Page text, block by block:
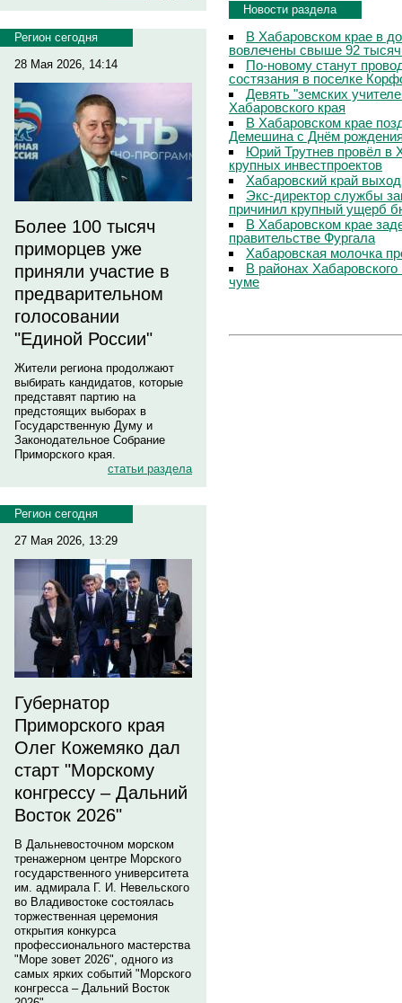
Регион сегодня
28 Мая 2026, 14:14
Более 100 тысяч
приморцев уже
приняли участие в
предварительном
голосовании
"Единой России"
Жители региона продолжают
выбирать кандидатов, которые
представят партию на
предстоящих выборах в
Государственную Думу и
Законодательное Собрание
Приморского края.
статьи раздела
Регион сегодня
27 Мая 2026, 13:29
Губернатор
Приморского края
Олег Кожемяко дал
старт "Морскому
конгрессу – Дальний
Восток 2026"
В Дальневосточном морском
тренажерном центре Морского
государственного университета
им. адмирала Г. И. Невельского
во Владивостоке состоялась
торжественная церемония
открытия конкурса
профессионального мастерства
"Море зовет 2026", одного из
самых ярких событий "Морского
конгресса – Дальний Восток
Новости раздела
В Хабаровском крае в
вовлечены свыше 92 тысяч
По-новому станут
состязания в поселке
Девять "земских
Хабаровского края
В Хабаровском крае
Демешина с Днём
Юрий Трутнев провёл в
крупных инвестпроектов
Хабаровский край
Экс-директор службы
причинил крупный ущерб
В Хабаровском крае
правительстве Фургала
Хабаровская молочка
В районах
чуме